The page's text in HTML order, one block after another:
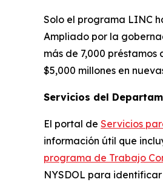
Solo el programa LINC
Ampliado por la
más de 7,000
$5,000 millones en
Servicios del
El portal de Servicios
información útil que
programa de Trabajo
NYSDOL para